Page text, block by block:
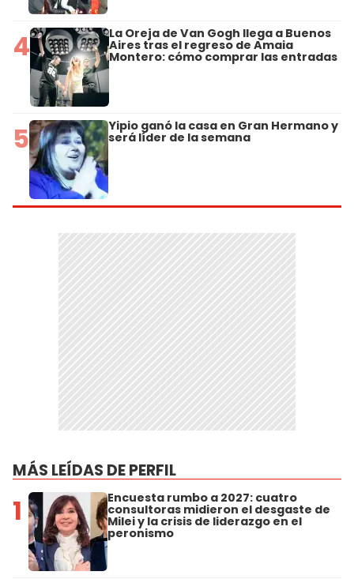
4 La Oreja de Van Gogh llega a Buenos
Aires tras el regreso de Amaia
Montero: cómo comprar las entradas
5 Yipio ganó la casa en Gran Hermano y
será líder de la semana
MÁS LEÍDAS DE PERFIL
1 Encuesta rumbo a 2027: cuatro
consultoras midieron el desgaste de
Milei y la crisis de liderazgo en el
peronismo